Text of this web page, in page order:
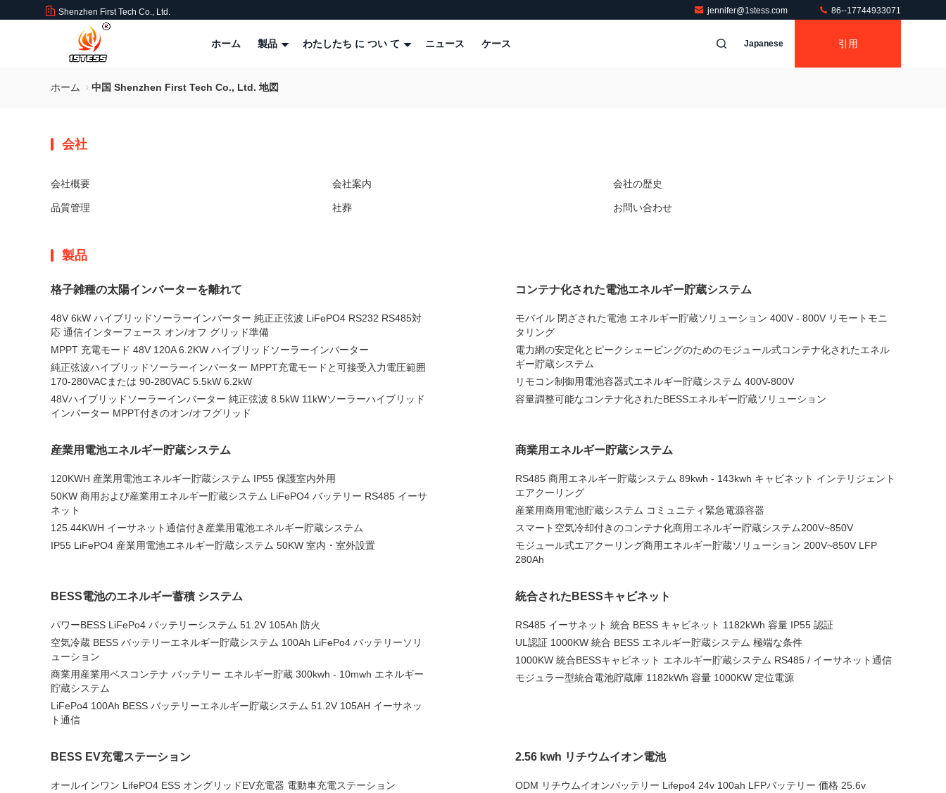
Shenzhen First Tech Co., Ltd. jennifer@1stess.com 86--17744933071
ホーム 製品 わたしたち に つい て ニュース ケース Japanese 引用
ホーム 中国 Shenzhen First Tech Co., Ltd. 地図
会社
会社概要 会社案内 会社の歴史
品質管理 社葬 お問い合わせ
製品
格子雑種の太陽インバーターを離れて
48V 6kW ハイブリッドソーラーインバーター 純正正弦波 LiFePO4 RS232 RS485対
応 通信インターフェース オン/オフ グリッド準備
MPPT 充電モード 48V 120A 6.2KW ハイブリッドソーラーインバーター
純正弦波ハイブリッドソーラーインバーター MPPT充電モードと可接受入力電圧範囲
170-280VACまたは 90-280VAC 5.5kW 6.2kW
48Vハイブリッドソーラーインバーター 純正弦波 8.5kW 11kWソーラーハイブリッド
インバーター MPPT付きのオン/オフグリッド
コンテナ化された電池エネルギー貯蔵システム
モバイル 閉ざされた電池 エネルギー貯蔵ソリューション 400V - 800V リモートモニ
タリング
電力網の安定化とピークシェービングのためのモジュール式コンテナ化されたエネル
ギー貯蔵システム
リモコン制御用電池容器式エネルギー貯蔵システム 400V-800V
容量調整可能なコンテナ化されたBESSエネルギー貯蔵ソリューション
産業用電池エネルギー貯蔵システム
120KWH 産業用電池エネルギー貯蔵システム IP55 保護室内外用
50KW 商用および産業用エネルギー貯蔵システム LiFePO4 バッテリー RS485 イーサ
ネット
125.44KWH イーサネット通信付き産業用電池エネルギー貯蔵システム
IP55 LiFePO4 産業用電池エネルギー貯蔵システム 50KW 室内・室外設置
商業用エネルギー貯蔵システム
RS485 商用エネルギー貯蔵システム 89kwh - 143kwh キャビネット インテリジェント
エアクーリング
産業用商用電池貯蔵システム コミュニティ緊急電源容器
スマート空気冷却付きのコンテナ化商用エネルギー貯蔵システム200V~850V
モジュール式エアクーリング商用エネルギー貯蔵ソリューション 200V~850V LFP
280Ah
BESS電池のエネルギー蓄積 システム
パワーBESS LiFePo4 バッテリーシステム 51.2V 105Ah 防火
空気冷蔵 BESS バッテリーエネルギー貯蔵システム 100Ah LiFePo4 バッテリーソリ
ューション
商業用産業用ベスコンテナ バッテリー エネルギー貯蔵 300kwh - 10mwh エネルギー
貯蔵システム
LiFePo4 100Ah BESS バッテリーエネルギー貯蔵システム 51.2V 105AH イーサネッ
ト通信
統合されたBESSキャビネット
RS485 イーサネット 統合 BESS キャビネット 1182kWh 容量 IP55 認証
UL認証 1000KW 統合 BESS エネルギー貯蔵システム 極端な条件
1000KW 統合BESSキャビネット エネルギー貯蔵システム RS485 / イーサネット通信
モジュラー型統合電池貯蔵庫 1182kWh 容量 1000KW 定位電源
BESS EV充電ステーション
オールインワン LifePO4 ESS オングリッドEV充電器 電動車充電ステーション
2.56 kwh リチウムイオン電池
ODM リチウムイオンバッテリー Lifepo4 24v 100ah LFPバッテリー 価格 25.6v